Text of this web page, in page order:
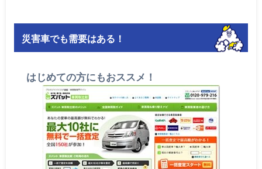
災害車でも需要はある！
はじめての方にもおススメ！